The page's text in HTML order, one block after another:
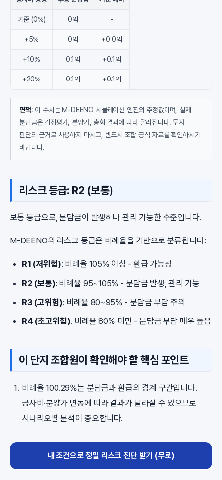
기준 (0%) 0억 -
+5% 0억 +0.0억
+10% 0.1억 +0.1억
+20% 0.1억 +0.1억
면책: 이 수치는 M-DEENO 시뮬레이션 엔진의 추정값이며, 실제
분담금은 감정평가, 분양가, 총회 결과에 따라 달라집니다. 투자
판단의 근거로 사용하지 마시고, 반드시 조합 공식 자료를 확인하시기
바랍니다.
리스크 등급: R2 (보통)
보통 등급으로, 분담금이 발생하나 관리 가능한 수준입니다.
M-DEENO의 리스크 등급은 비례율을 기반으로 분류됩니다:
R1 (저위험): 비례율 105% 이상 - 환급 가능성
R2 (보통): 비례율 95~105% - 분담금 발생, 관리 가능
R3 (고위험): 비례율 80~95% - 분담금 부담 주의
R4 (초고위험): 비례율 80% 미만 - 분담금 부담 매우 높음
이 단지 조합원이 확인해야 할 핵심 포인트
비례율 100.29%는 분담금과 환급의 경계 구간입니다.
공사비·분양가 변동에 따라 결과가 달라질 수 있으므로
시나리오별 분석이 중요합니다.
내 조건으로 정밀 리스크 진단 받기 (무료)